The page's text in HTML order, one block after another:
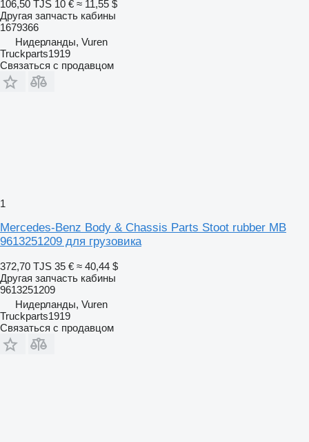
106,50 TJS 10 € ≈ 11,55 $
Другая запчасть кабины
1679366
Нидерланды, Vuren
Truckparts1919
Связаться с продавцом
1
Mercedes-Benz Body & Chassis Parts Stoot rubber MB
9613251209 для грузовика
372,70 TJS 35 € ≈ 40,44 $
Другая запчасть кабины
9613251209
Нидерланды, Vuren
Truckparts1919
Связаться с продавцом